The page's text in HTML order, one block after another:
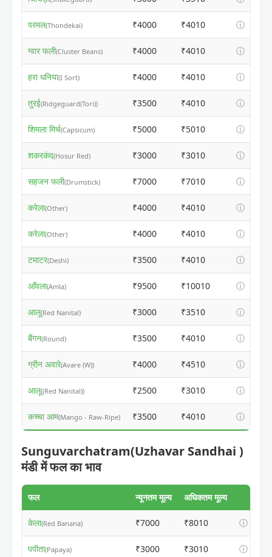
परमल(Thondekai) ₹4000 ₹4010 ⓘ
ग्वार फली(Cluster Beans) ₹4000 ₹4010 ⓘ
हरा धनिया(I Sort) ₹4000 ₹4010 ⓘ
तुरई(Ridgeguard(Tori)) ₹3500 ₹4010 ⓘ
शिमला मिर्च(Capsicum) ₹5000 ₹5010 ⓘ
शकरकंद(Hosur Red) ₹3000 ₹3010 ⓘ
सहजन फली(Drumstick) ₹7000 ₹7010 ⓘ
करेला(Other) ₹4000 ₹4010 ⓘ
करेला(Other) ₹4000 ₹4010 ⓘ
टमाटर(Deshi) ₹3500 ₹4010 ⓘ
आँवला(Amla) ₹9500 ₹10010 ⓘ
आलू(Red Nanital) ₹3000 ₹3510 ⓘ
बैंगन(Round) ₹3500 ₹4010 ⓘ
ग्रीन अवारे(Avare (W)) ₹4000 ₹4510 ⓘ
आलू((Red Nanital)) ₹2500 ₹3010 ⓘ
कच्चा आम(Mango - Raw-Ripe) ₹3500 ₹4010 ⓘ
Sunguvarchatram(Uzhavar Sandhai )
मंडी में फल का भाव
फल न्यूनतम मूल्य अधिकतम मूल्य
केला(Red Banana) ₹7000 ₹8010 ⓘ
पपीता(Papaya) ₹3000 ₹3010 ⓘ